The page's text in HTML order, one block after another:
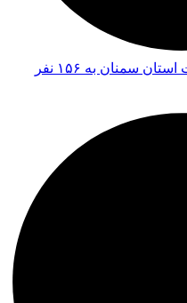
براری: تعداد نامزدهای انتخابات استان سمنان به ۱۵۶ نفر